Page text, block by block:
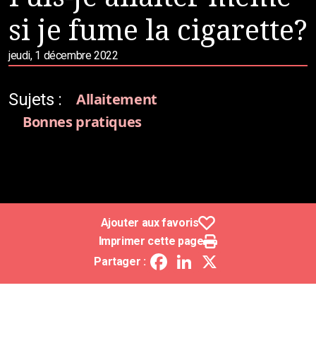
si je fume la cigarette?
jeudi, 1 décembre 2022
Sujets :
Allaitement
Bonnes pratiques
Partager : FacebookLinkedIn
Imprimer cette page
Ajouter aux favoris